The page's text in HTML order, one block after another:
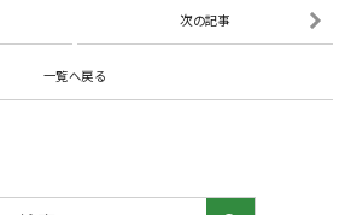
次の記事
一覧へ戻る